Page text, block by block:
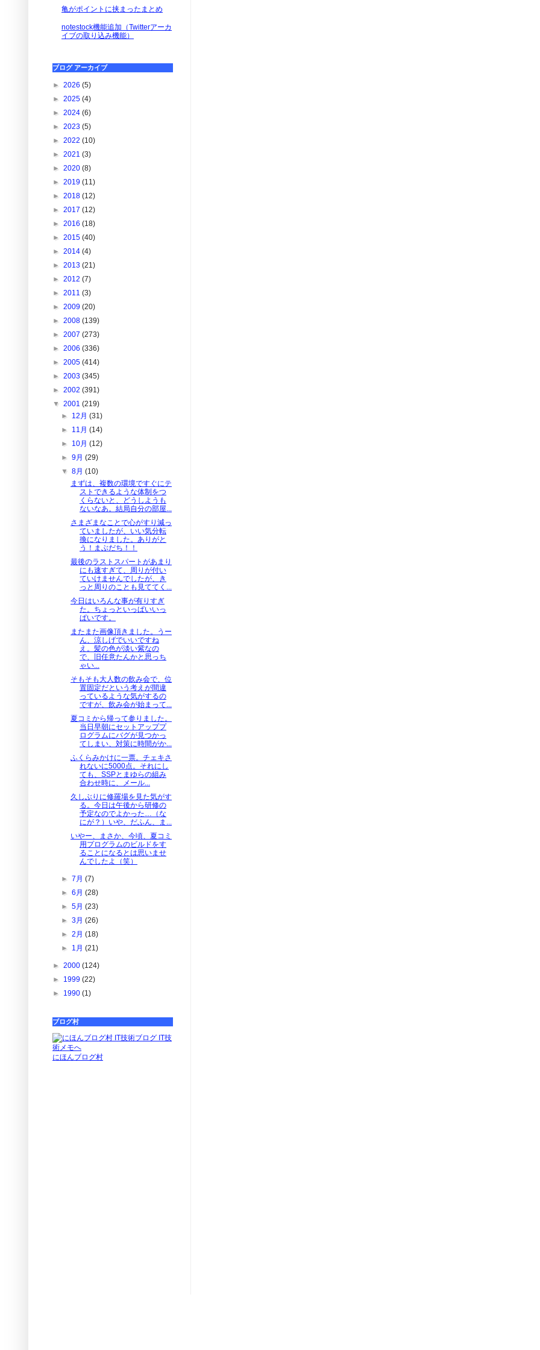
亀がポイントに挟まったまとめ
notestock機能追加（Twitterアーカ
イブの取り込み機能）
ブログ アーカイブ
► 2026 (5)
► 2025 (4)
► 2024 (6)
► 2023 (5)
► 2022 (10)
► 2021 (3)
► 2020 (8)
► 2019 (11)
► 2018 (12)
► 2017 (12)
► 2016 (18)
► 2015 (40)
► 2014 (4)
► 2013 (21)
► 2012 (7)
► 2011 (3)
► 2009 (20)
► 2008 (139)
► 2007 (273)
► 2006 (336)
► 2005 (414)
► 2003 (345)
► 2002 (391)
▼ 2001 (219)
► 12月(31)
► 11月(14)
► 10月(12)
►9月(29)
▼8月(10)
まずは、複数の環境ですぐにテ
ストできるような体制をつ
くらないと、どうしようも
ないなあ。結局自分の部屋...
さまざまなことで心がすり減っ
ていましたが、いい気分転
換になりました。ありがと
う！まぶだち！！
最後のラストスパートがあまり
にも速すぎて、周りが付い
ていけませんでしたが、き
っと周りのことも見ててく...
今日はいろんな事が有りすぎ
た。ちょっといっぱいいっ
ぱいです。
またまた画像頂きました。うー
ん、涼しげでいいですね
え。髪の色が淡い紫なの
で、旧任意たんかと思っち
ゃい...
そもそも大人数の飲み会で、位
置固定だという考えが間違
っているような気がするの
ですが、飲み会が始まって...
夏コミから帰って参りました。
当日早朝にセットアッププ
ログラムにバグが見つかっ
てしまい、対策に時間がか...
ふくらみかけに一票。チェキさ
れないに5000点。それにし
ても、SSPとまゆらの組み
合わせ時に、メール...
久しぶりに修羅場を見た気がす
る。今日は午後から研修の
予定なのでよかった…（な
にが？）いや、だふん、ま...
いやー、まさか、今頃、夏コミ
用プログラムのビルドをす
ることになるとは思いませ
んでしたよ（笑）
►7月(7)
►6月(28)
►5月(23)
►3月(26)
►2月(18)
► 1月(21)
► 2000 (124)
► 1999 (22)
► 1990 (1)
ブログ村
にほんブログ村